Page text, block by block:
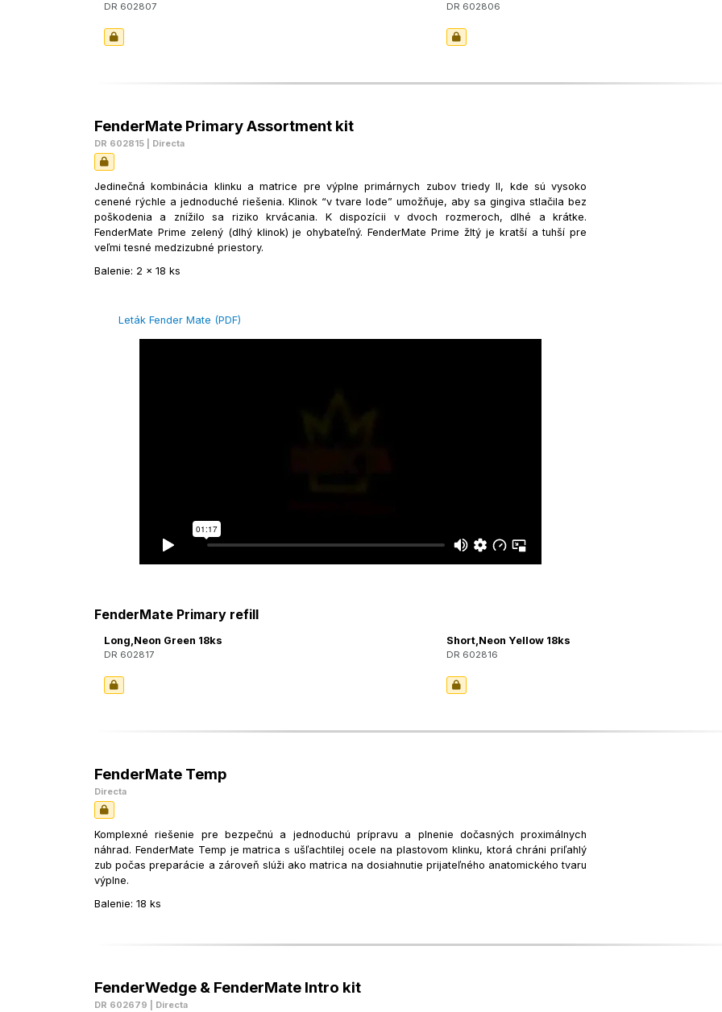
DR 602807 DR 602806
FenderMate Primary Assortment kit
DR 602815 | Directa
Jedinečná kombinácia klinku a matrice pre výplne primárnych zubov triedy II, kde sú vysoko
cenené rýchle a jednoduché riešenia. Klinok “v tvare lode” umožňuje, aby sa gingiva stlačila bez
poškodenia a znížilo sa riziko krvácania. K dispozícii v dvoch rozmeroch, dlhé a krátke.
FenderMate Prime zelený (dlhý klinok) je ohybateľný. FenderMate Prime žltý je kratší a tuhší pre
veľmi tesné medzizubné priestory.
Balenie: 2 x 18 ks
Leták Fender Mate (PDF)
FenderMate Primary refill
Long,Neon Green 18ks
DR 602817
Short,Neon Yellow 18ks
DR 602816
FenderMate Temp
Directa
Komplexné riešenie pre bezpečnú a jednoduchú prípravu a plnenie dočasných proximálnych
náhrad. FenderMate Temp je matrica s ušľachtilej ocele na plastovom klinku, ktorá chráni priľahlý
zub počas preparácie a zároveň slúži ako matrica na dosiahnutie prijateľného anatomického tvaru
výplne.
Balenie: 18 ks
FenderWedge & FenderMate Intro kit
DR 602679 | Directa